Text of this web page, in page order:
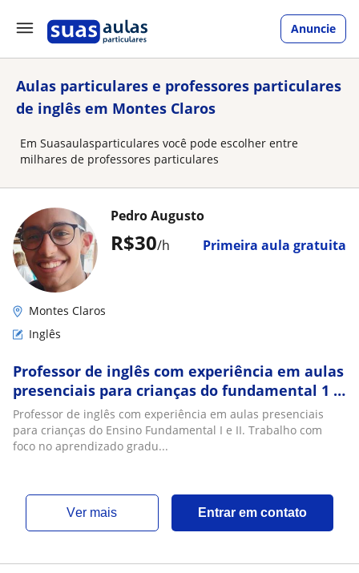
Anuncie
Aulas particulares e professores particulares
de inglês em Montes Claros
Em Suasaulasparticulares você pode escolher entre
milhares de professores particulares
R$30/h Primeira aula gratuita
Pedro Augusto
Montes Claros
Inglês
Professor de inglês com experiência em aulas
presenciais para crianças do fundamental 1 e
2
Professor de inglês com experiência em aulas presenciais
para crianças do Ensino Fundamental I e II. Trabalho com
foco no aprendizado gradu...
ver mais Entrar em contato